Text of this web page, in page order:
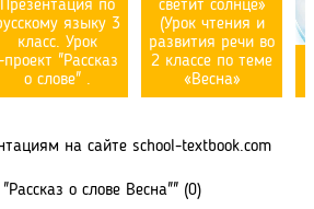
Презентация по
языку 3
класс. Урок
проект "Рассказ
о слове" .
светит солнце»
(Урок чтения и
развития речи во
2 классе по теме
«Весна»
на сайте school-textbook.com
о слове Весна"" (0)